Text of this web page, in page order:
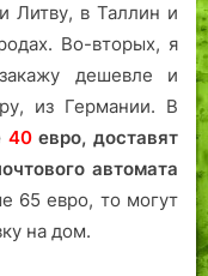
Литву, в Таллин и
Во-вторых, я
дешевле и
из Германии. В
40евро, доставят
автомата
65 евро, то могут
на дом.